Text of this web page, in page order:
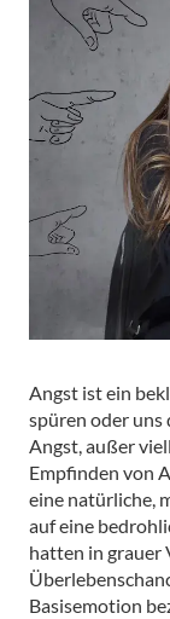
Angst ist ein
spüren oder uns
Angst, außer
Empfinden von
eine natürliche,
auf eine
hatten in grauer
Basisemotion